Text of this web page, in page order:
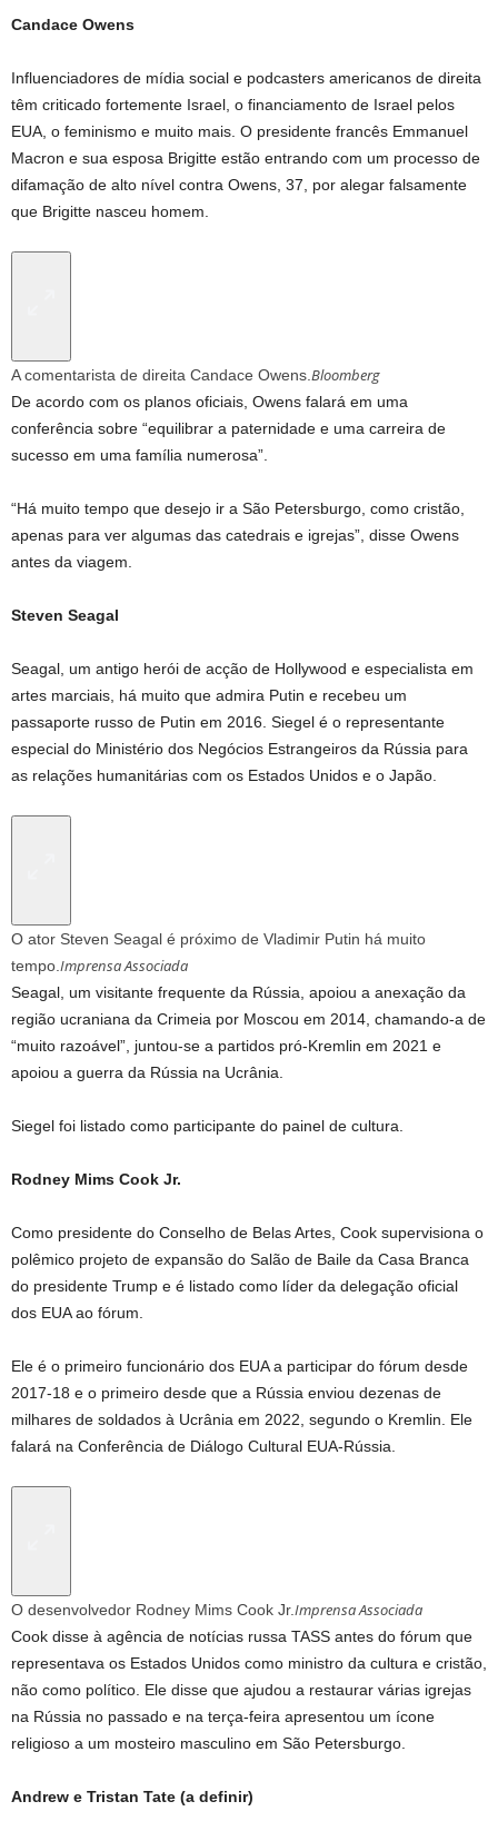
Candace Owens
Influenciadores de mídia social e podcasters americanos de direita
têm criticado fortemente Israel, o financiamento de Israel pelos
EUA, o feminismo e muito mais. O presidente francês Emmanuel
Macron e sua esposa Brigitte estão entrando com um processo de
difamação de alto nível contra Owens, 37, por alegar falsamente
que Brigitte nasceu homem.
A comentarista de direita Candace Owens. Bloomberg
De acordo com os planos oficiais, Owens falará em uma
conferência sobre “equilibrar a paternidade e uma carreira de
sucesso em uma família numerosa”.
“Há muito tempo que desejo ir a São Petersburgo, como cristão,
apenas para ver algumas das catedrais e igrejas”, disse Owens
antes da viagem.
Steven Seagal
Seagal, um antigo herói de acção de Hollywood e especialista em
artes marciais, há muito que admira Putin e recebeu um
passaporte russo de Putin em 2016. Siegel é o representante
especial do Ministério dos Negócios Estrangeiros da Rússia para
as relações humanitárias com os Estados Unidos e o Japão.
O ator Steven Seagal é próximo de Vladimir Putin há muito
tempo. Imprensa Associada
Seagal, um visitante frequente da Rússia, apoiou a anexação da
região ucraniana da Crimeia por Moscou em 2014, chamando-a de
“muito razoável”, juntou-se a partidos pró-Kremlin em 2021 e
apoiou a guerra da Rússia na Ucrânia.
Siegel foi listado como participante do painel de cultura.
Rodney Mims Cook Jr.
Como presidente do Conselho de Belas Artes, Cook supervisiona o
polêmico projeto de expansão do Salão de Baile da Casa Branca
do presidente Trump e é listado como líder da delegação oficial
dos EUA ao fórum.
Ele é o primeiro funcionário dos EUA a participar do fórum desde
2017-18 e o primeiro desde que a Rússia enviou dezenas de
milhares de soldados à Ucrânia em 2022, segundo o Kremlin. Ele
falará na Conferência de Diálogo Cultural EUA-Rússia.
O desenvolvedor Rodney Mims Cook Jr.Imprensa Associada
Cook disse à agência de notícias russa TASS antes do fórum que
representava os Estados Unidos como ministro da cultura e cristão,
não como político. Ele disse que ajudou a restaurar várias igrejas
na Rússia no passado e na terça-feira apresentou um ícone
religioso a um mosteiro masculino em São Petersburgo.
Andrew e Tristan Tate (a definir)